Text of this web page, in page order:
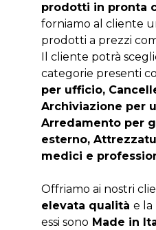
prodotti in pronta
forniamo al cliente
prodotti a prezzi
Il cliente potrà
categorie presenti
per ufficio,
Archiviazione per
Arredamento per
esterno,
medici e
Offriamo ai nostri
elevata qualità e la
essi sono Made in